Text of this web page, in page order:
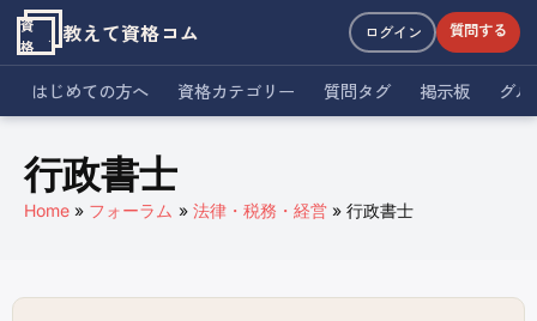
資
格
教えて資格コム ログイン 質問する
はじめての方へ 資格カテゴリー 質問タグ 掲示板 グ
行政書士
Home フォーラム 法律・税務・経営 行政書士